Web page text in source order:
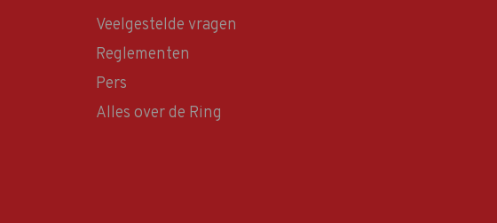
Veelgestelde vragen
Reglementen
Pers
Alles over de Ring